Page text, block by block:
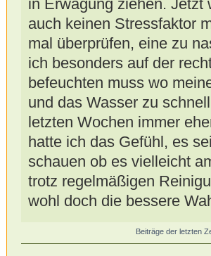
in Erwägung ziehen. Jetzt
auch keinen Stressfaktor
mal überprüfen, eine zu
ich besonders auf der
befeuchten muss wo
und das Wasser zu
letzten Wochen immer
hatte ich das Gefühl, es
schauen ob es vielleicht
trotz regelmäßigen
wohl doch die bessere
Beiträge der letzten